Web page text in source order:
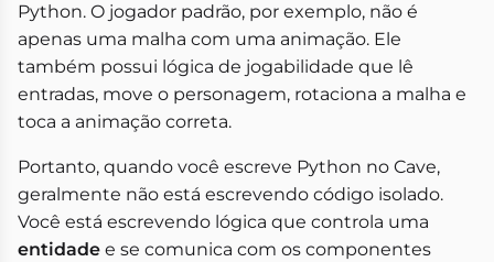
Python. O jogador padrão, por exemplo, não é
apenas uma malha com uma animação. Ele
também possui lógica de jogabilidade que lê
entradas, move o personagem, rotaciona a malha e
toca a animação correta.
Portanto, quando você escreve Python no Cave,
geralmente não está escrevendo código isolado.
Você está escrevendo lógica que controla uma
entidade e se comunica com os componentes